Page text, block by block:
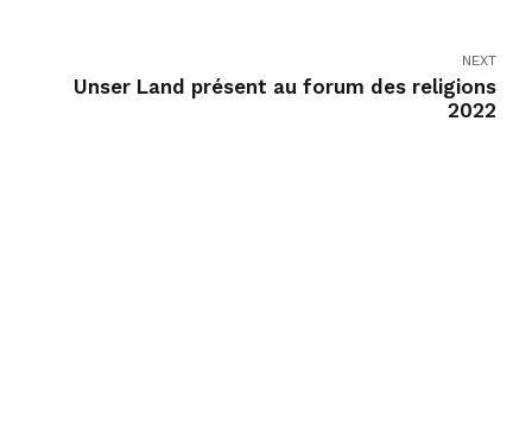
NEXT
Unser Land présent au forum des religions
2022